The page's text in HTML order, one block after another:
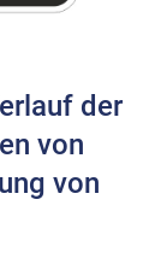
der
von
von